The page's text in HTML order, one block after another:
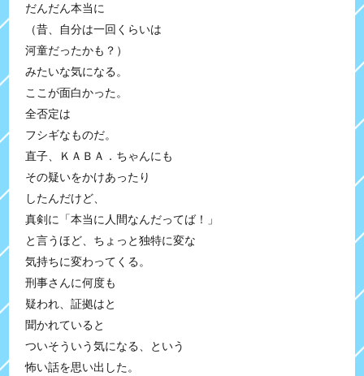
だんだん本当に
（昔、自分は一回くらいは
河童だったかも？）
みたいな気になる。
ここが面白かった。
全否定は
フシギなものだ。
直子、ＫＡＢＡ．ちゃんにも
その疑いをかけあったり
したんだけど、
真剣に「本当に人間なんだってば！」
と言うほど、ちょっと独特に変な
気持ちに変わってくる。
刑事さんに何度も
疑われ、証拠はと
聞かれていると
ついそういう気になる、という
怖い話を思い出した。